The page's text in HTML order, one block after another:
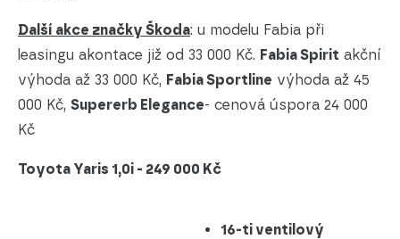
Další akce značky Škoda: u modelu Fabia při
leasingu akontace již od 33 000 Kč. Fabia Spirit akční
výhoda až 33 000 Kč, Fabia Sportline výhoda až 45
000 Kč, Supererb Elegance- cenová úspora 24 000
Kč
Toyota Yaris 1,0i - 249 000 Kč
16-ti ventilový